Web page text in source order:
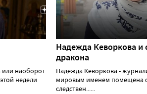
или наоборот
недели
Надежда Кеворкова и
дракона
Надежда Кеворкова -
мировым именем помещена
следствен......